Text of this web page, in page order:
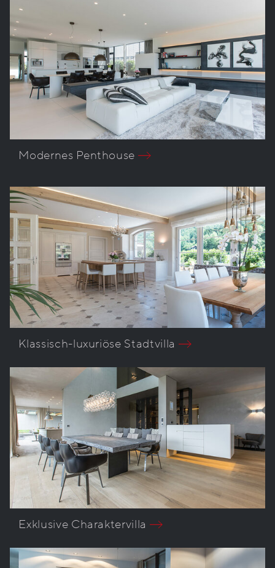
Modernes Penthouse
Klassisch-luxuriöse Stadtvilla
Exklusive Charaktervilla